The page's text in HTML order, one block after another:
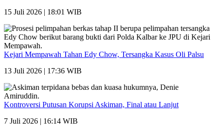
15 Juli 2026 | 18:01 WIB
Kejari Mempawah Tahan Edy Chow, Tersangka Kasus Oli Palsu
13 Juli 2026 | 17:36 WIB
Kontroversi Putusan Korupsi Askiman, Final atau Lanjut
7 Juli 2026 | 16:14 WIB